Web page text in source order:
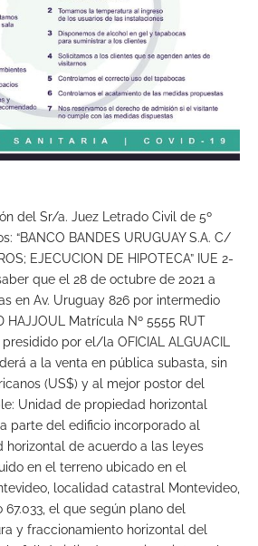
del Sr/a. Juez Letrado Civil de 5º
“BANCO BANDES URUGUAY S.A. C/
EJECUCION DE HIPOTECA” IUE 2-
que el 28 de octubre de 2021 a
en Av. Uruguay 826 por intermedio
HAJJOUL Matrícula Nº 5555 RUT
por el/la OFICIAL ALGUACIL
a la venta en pública subasta, sin
(US$) y al mejor postor del
Unidad de propiedad horizontal
parte del edificio incorporado al
horizontal de acuerdo a las leyes
en el terreno ubicado en el
localidad catastral Montevideo,
el que según plano del
y fraccionamiento horizontal del